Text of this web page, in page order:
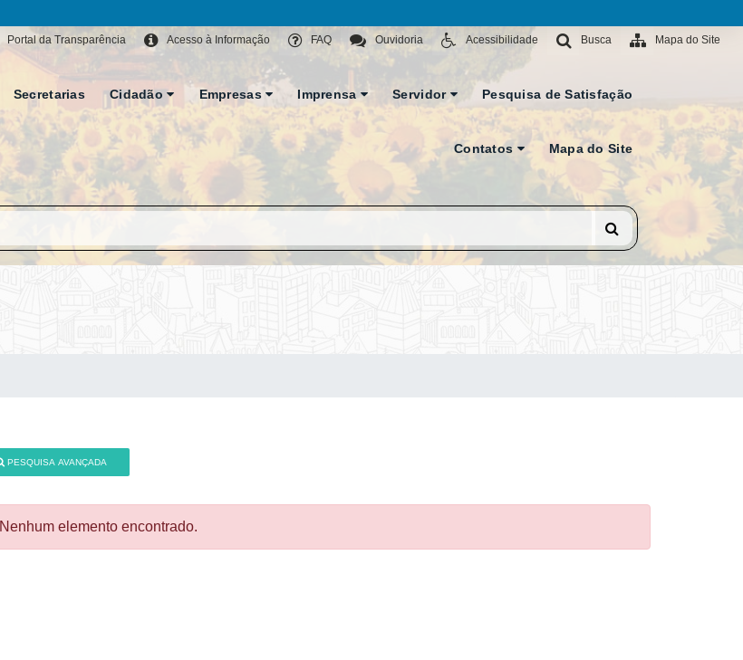
Mapa do Site
Busca
Acessibilidade
Ouvidoria
FAQ
Acesso à Informação
Portal da Transparência
Secretarias Cidadão Empresas Imprensa Servidor Pesquisa de Satisfação
Contatos Mapa do Site
PESQUISA AVANÇADA
Nenhum elemento encontrado.